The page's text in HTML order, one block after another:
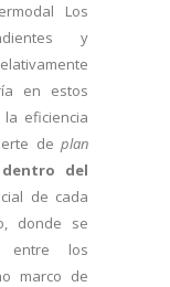
Los
y
en estos
eficiencia
de plan
del
de cada
donde se
entre los
marco de